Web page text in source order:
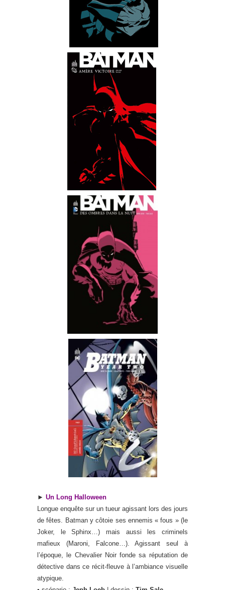
► Un Long Halloween
Longue enquête sur un tueur agissant lors des jours
de fêtes
Batman y côtoie ses ennemis « fous » (le
Joker, le Sphinx…) mais aussi les criminels
mafieux (Maroni, Falcone…). Agissant seul à
l’époque, le Chevalier Noir fonde sa réputation de
détective dans ce récit-fleuve à l’ambiance visuelle
atypique.